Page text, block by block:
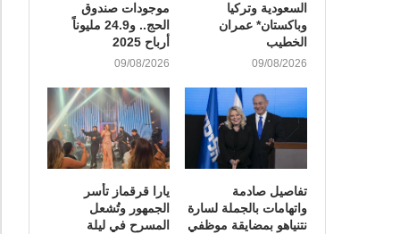
السعودية وتركيا
وباكستان* عمران
الخطيب
09/08/2026
موجودات صندوق
الحج.. و24.9 مليوناً
أرباح 2025
09/08/2026
تفاصيل صادمة
واتهامات بالجملة لسارة
نتنياهو بمضايقة موظفي
يارا قرقماز تأسر
الجمهور وتُشعل
المسرح في ليلة